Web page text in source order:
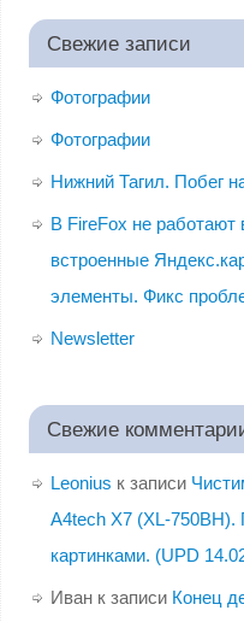
Свежие записи
Фотографии
Фотографии
Нижний Тагил. Побег
В FireFox не работают
встроенные
элементы. Фикс
Newsletter
Свежие
Leonius к записи
A4tech X7 (XL-750BH).
картинками. (UPD
Иванк записи Конец